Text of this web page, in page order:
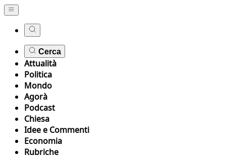
Cerca
Attualità
Politica
Mondo
Agorà
Podcast
Chiesa
Idee e Commenti
Economia
Rubriche